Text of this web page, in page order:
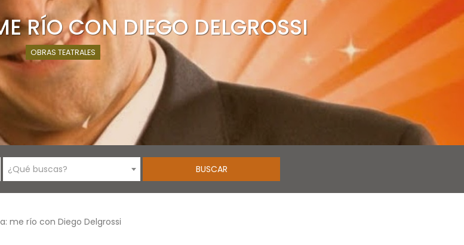
RÍO CON DIEGO DELGROSSI
OBRAS TEATRALES
¿Qué buscas?
me río con Diego Delgrossi